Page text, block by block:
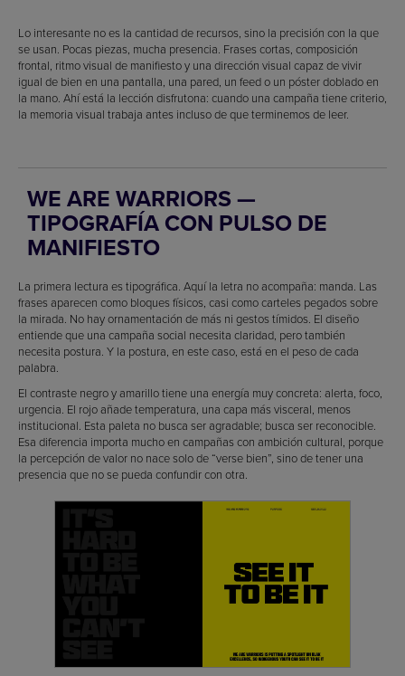
Lo interesante no es la cantidad de recursos, sino la precisión con la que
se usan. Pocas piezas, mucha presencia. Frases cortas, composición
frontal, ritmo visual de manifiesto y una dirección visual capaz de vivir
igual de bien en una pantalla, una pared, un feed o un póster doblado en
la mano. Ahí está la lección disfrutona: cuando una campaña tiene criterio,
la memoria visual trabaja antes incluso de que terminemos de leer.
WE ARE WARRIORS —
TIPOGRAFÍA CON PULSO DE
MANIFIESTO
La primera lectura es tipográfica. Aquí la letra no acompaña: manda. Las
frases aparecen como bloques físicos, casi como carteles pegados sobre
la mirada. No hay ornamentación de más ni gestos tímidos. El diseño
entiende que una campaña social necesita claridad, pero también
necesita postura. Y la postura, en este caso, está en el peso de cada
palabra.
El contraste negro y amarillo tiene una energía muy concreta: alerta, foco,
urgencia. El rojo añade temperatura, una capa más visceral, menos
institucional. Esta paleta no busca ser agradable; busca ser reconocible.
Esa diferencia importa mucho en campañas con ambición cultural, porque
la percepción de valor no nace solo de “verse bien”, sino de tener una
presencia que no se pueda confundir con otra.